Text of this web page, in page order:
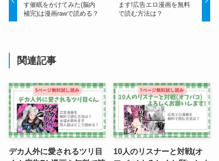
す催眠をかけてみた(脳内
補完)は漫画rawで読める？
ます!広告エロ漫画を無料
で読む方法は？
関連記事
デカ人外に愛されるツリ目
10人のリスナーと対戦(オ